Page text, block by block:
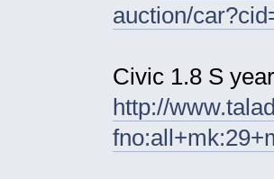
auction/
Civic 1.8 S
http://